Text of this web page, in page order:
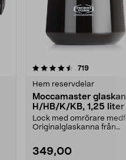
719
Hem reservdelar
Moccamaster
H/HB/K/KB, 1,25 liter
Lock med omrörare
Originalglaskanna från
349,00
4.5 av 5 stjärnor